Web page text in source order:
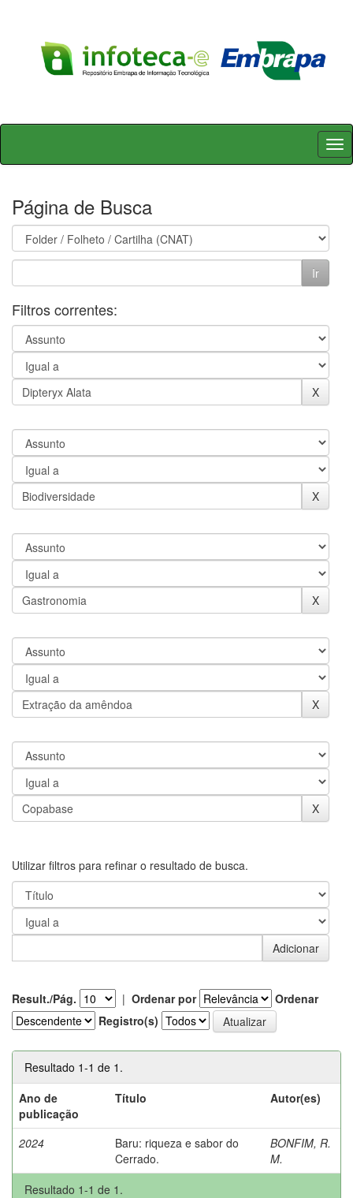
Skip
Página de Busca
Filtros correntes:
Utilizar filtros para refinar o resultado de busca.
Result./Pág. | Ordenar por
Ordenar
Registro(s)
Resultado 1-1 de 1.
Ano de
publicação
Título Autor(es)
2024
Baru: riqueza e sabor do
Cerrado.
BONFIM, R.
M.
Resultado 1-1 de 1.